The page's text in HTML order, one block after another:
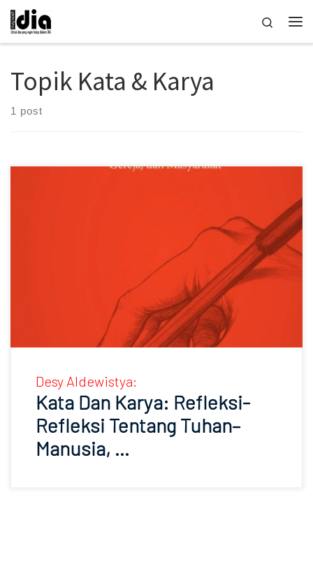
Skip to content
Search
Topik Kata & Karya
1 post
Desy Aldewistya:
Kata Dan Karya: Refleksi-
Refleksi Tentang Tuhan–
Manusia, …